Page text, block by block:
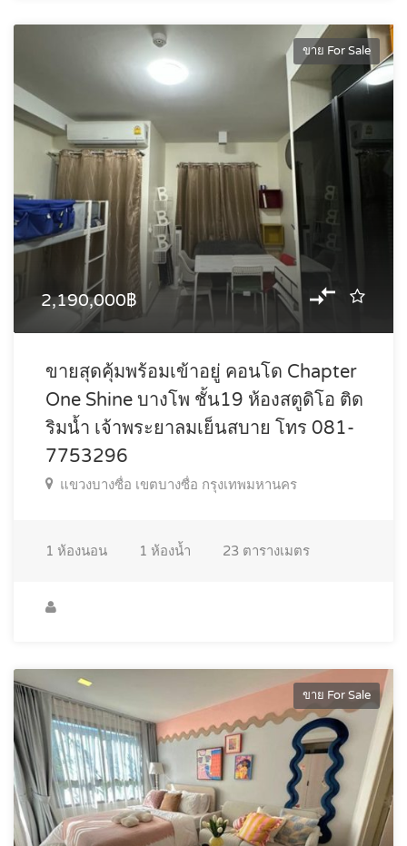
ขาย For Sale
2,190,000฿
ขายสุดคุ้มพร้อมเข้าอยู่ คอนโด Chapter
One Shine บางโพ ชั้น19 ห้องสตูดิโอ ติด
ริมน้ำ เจ้าพระยาลมเย็นสบาย โทร 081-
7753296
แขวงบางซื่อ เขตบางซื่อ กรุงเทพมหานคร
1 ห้องนอน 1 ห้องน้ำ 23 ตารางเมตร
ขาย For Sale